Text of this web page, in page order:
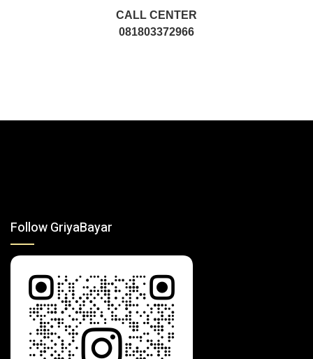
CALL CENTER
081803372966
Follow GriyaBayar